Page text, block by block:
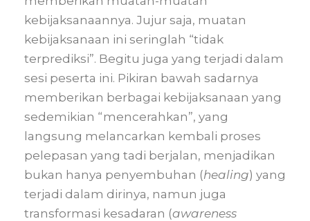
kebijaksanaannya. Jujur saja, muatan
kebijaksanaan ini seringlah “tidak
terprediksi”. Begitu juga yang terjadi dalam
sesi peserta ini. Pikiran bawah sadarnya
memberikan berbagai kebijaksanaan yang
sedemikian “mencerahkan”, yang
langsung melancarkan kembali proses
pelepasan yang tadi berjalan, menjadikan
bukan hanya penyembuhan (healing) yang
terjadi dalam dirinya, namun juga
transformasi kesadaran (awareness